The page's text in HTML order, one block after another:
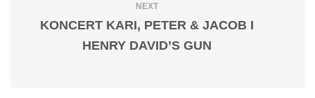
NEXT
KONCERT KARI, PETER & JACOB I
HENRY DAVID’S GUN